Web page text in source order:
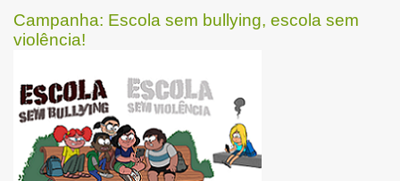
Campanha: Escola sem bullying, escola sem
violência!